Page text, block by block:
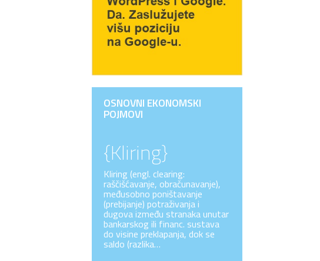
OSNOVNI EKONOMSKI
POJMOVI
{Kliring}
Kliring (engl. clearing:
raščišćavanje, obračunavanje),
međusobno poništavanje
(prebijanje) potraživanja i
dugova između stranaka unutar
bankarskog ili financ. sustava
do visine preklapanja, dok se
saldo (razlika…